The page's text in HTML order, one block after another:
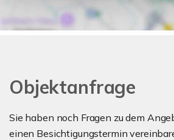
Objektanfrage
Sie haben noch Fragen zu dem
einen Besichtigungstermin